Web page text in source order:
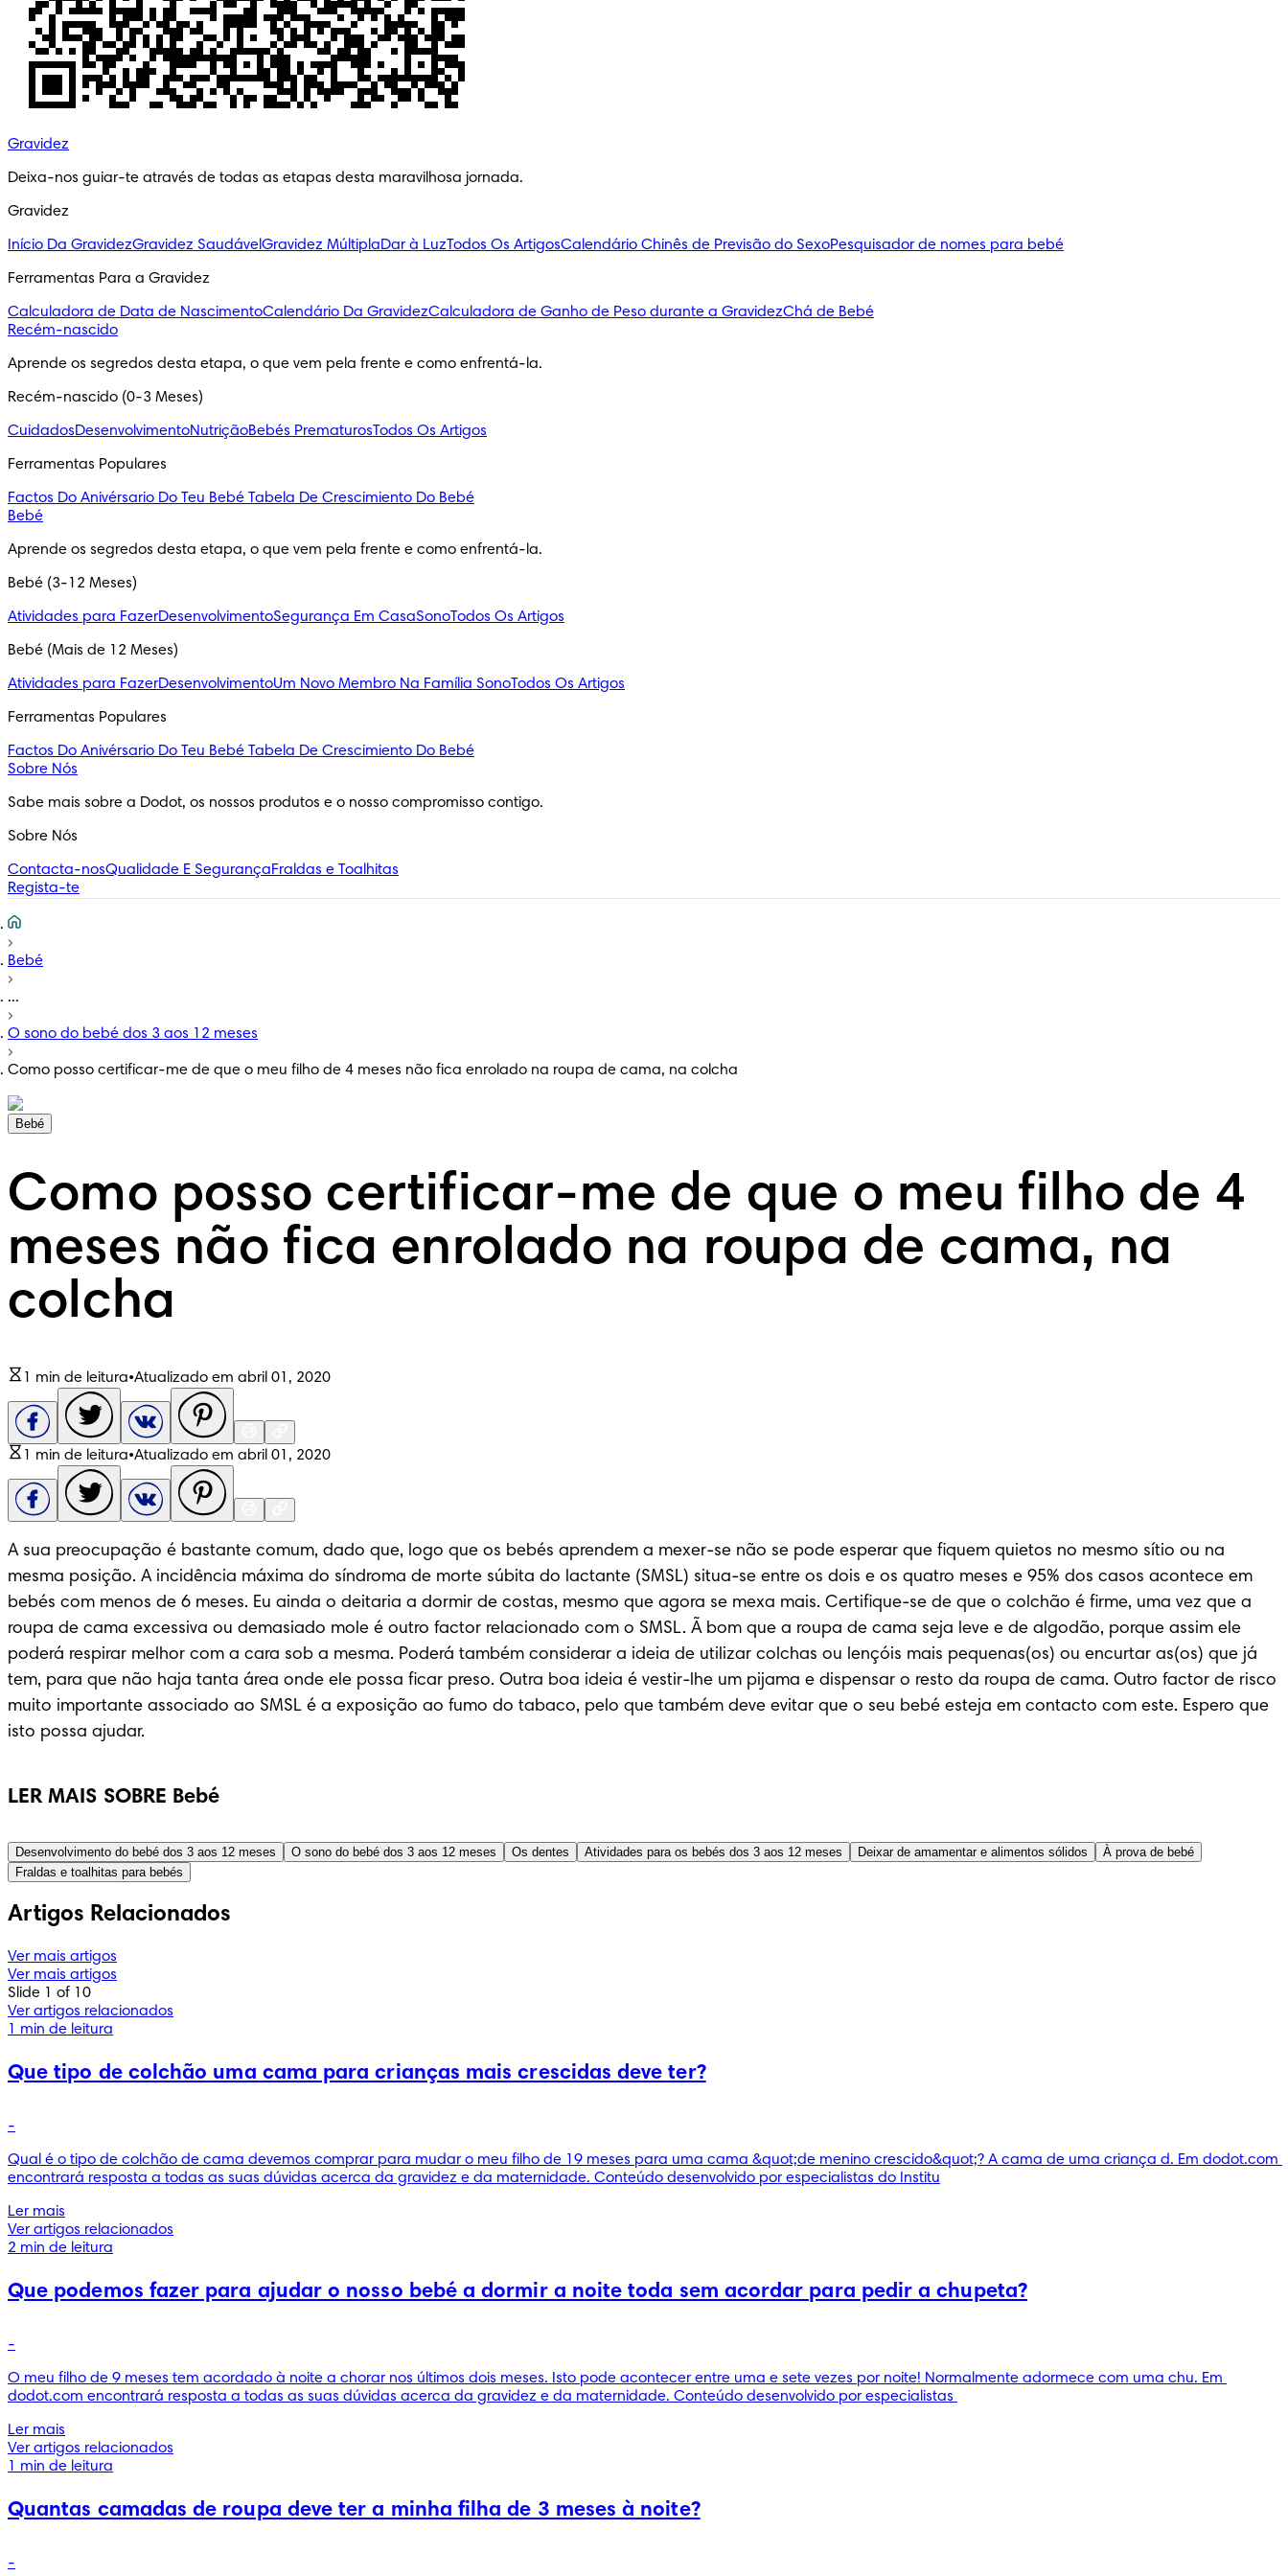
Gravidez
Deixa-nos guiar-te através de todas as etapas desta maravilhosa jornada.
Gravidez
Início Da GravidezGravidez SaudávelGravidez MúltiplaDar à LuzTodos Os ArtigosCalendário Chinês de Previsão do SexoPesquisador de nomes para bebé
Ferramentas Para a Gravidez
Calculadora de Data de NascimentoCalendário Da GravidezCalculadora de Ganho de Peso durante a GravidezChá de Bebé
Recém-nascido
Aprende os segredos desta etapa, o que vem pela frente e como enfrentá-la.
Recém-nascido (0-3 Meses)
CuidadosDesenvolvimentoNutriçãoBebés PrematurosTodos Os Artigos
Ferramentas Populares
Factos Do Anivérsario Do Teu Bebé Tabela De Crescimiento Do Bebé
Bebé
Aprende os segredos desta etapa, o que vem pela frente e como enfrentá-la.
Bebé (3-12 Meses)
Atividades para FazerDesenvolvimentoSegurança Em CasaSonoTodos Os Artigos
Bebé (Mais de 12 Meses)
Atividades para FazerDesenvolvimentoUm Novo Membro Na Família SonoTodos Os Artigos
Ferramentas Populares
Factos Do Anivérsario Do Teu Bebé Tabela De Crescimiento Do Bebé
Sobre Nós
Sabe mais sobre a Dodot, os nossos produtos e o nosso compromisso contigo.
Sobre Nós
Contacta-nosQualidade E SegurançaFraldas e Toalhitas
Regista-te
Bebé
...
O sono do bebé dos 3 aos 12 meses
Como posso certificar-me de que o meu filho de 4 meses não fica enrolado na roupa de cama, na colcha
Bebé
Como posso certificar-me de que o meu filho de 4
meses não fica enrolado na roupa de cama, na
colcha
1 min de leitura•Atualizado em abril 01, 2020
1 min de leitura•Atualizado em abril 01, 2020
A sua preocupação é bastante comum, dado que, logo que os bebés aprendem a mexer-se não se pode esperar que fiquem quietos no mesmo sítio ou na
mesma posição. A incidência máxima do síndroma de morte súbita do lactante (SMSL) situa-se entre os dois e os quatro meses e 95% dos casos acontece em
bebés com menos de 6 meses. Eu ainda o deitaria a dormir de costas, mesmo que agora se mexa mais. Certifique-se de que o colchão é firme, uma vez que a
roupa de cama excessiva ou demasiado mole é outro factor relacionado com o SMSL. Ã bom que a roupa de cama seja leve e de algodão, porque assim ele
poderá respirar melhor com a cara sob a mesma. Poderá também considerar a ideia de utilizar colchas ou lençóis mais pequenas(os) ou encurtar as(os) que já
tem, para que não haja tanta área onde ele possa ficar preso. Outra boa ideia é vestir-lhe um pijama e dispensar o resto da roupa de cama. Outro factor de risco
muito importante associado ao SMSL é a exposição ao fumo do tabaco, pelo que também deve evitar que o seu bebé esteja em contacto com este. Espero que
isto possa ajudar.
LER MAIS SOBRE Bebé
Desenvolvimento do bebé dos 3 aos 12 meses O sono do bebé dos 3 aos 12 meses Os dentes Atividades para os bebés dos 3 aos 12 meses Deixar de amamentar e alimentos sólidos
À prova de bebé
Fraldas e toalhitas para bebés
Artigos Relacionados
Ver mais artigos
Ver mais artigos
Slide 1 of 10
Ver artigos relacionados
1 min de leitura
Que tipo de colchão uma cama para crianças mais crescidas deve ter?
-
Qual é o tipo de colchão de cama devemos comprar para mudar o meu filho de 19 meses para uma cama &quot;de menino crescido&quot;? A cama de uma criança d. Em dodot.com
encontrará resposta a todas as suas dúvidas acerca da gravidez e da maternidade. Conteúdo desenvolvido por especialistas do Institu
Ler mais
Ver artigos relacionados
2 min de leitura
Que podemos fazer para ajudar o nosso bebé a dormir a noite toda sem acordar para pedir a chupeta?
-
O meu filho de 9 meses tem acordado à noite a chorar nos últimos dois meses. Isto pode acontecer entre uma e sete vezes por noite! Normalmente adormece com uma chu. Em
dodot.com encontrará resposta a todas as suas dúvidas acerca da gravidez e da maternidade. Conteúdo desenvolvido por especialistas
Ler mais
Ver artigos relacionados
1 min de leitura
Quantas camadas de roupa deve ter a minha filha de 3 meses à noite?
-